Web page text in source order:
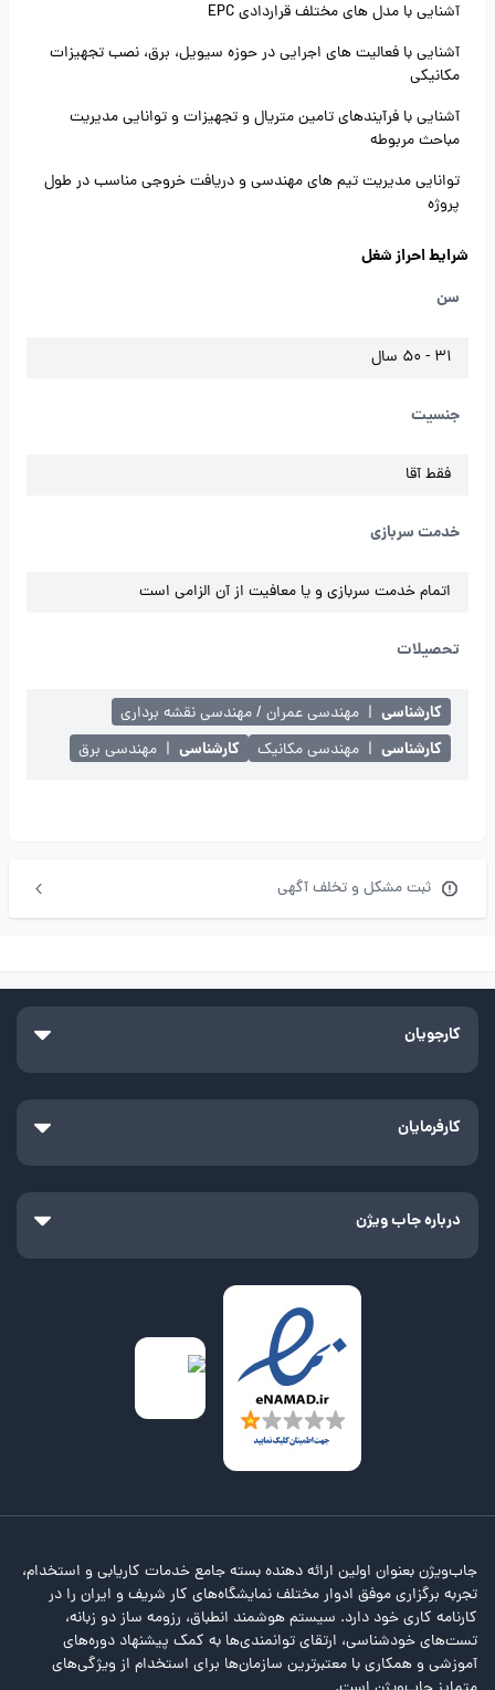
آشنایی با مدل های مختلف قراردادی EPC
آشنایی با فعالیت های اجرایی در حوزه سیویل، برق، نصب تجهیزات
مکانیکی
آشنایی با فرآیندهای تامین متریال و تجهیزات و توانایی مدیریت
مباحث مربوطه
توانایی مدیریت تیم های مهندسی و دریافت خروجی مناسب در طول
پروژه
شرایط احراز شغل
سن
31 - 50 سال
جنسیت
فقط آقا
خدمت سربازی
اتمام خدمت سربازی و یا معافیت از آن الزامی است
تحصیلات
کارشناسی | مهندسی عمران / مهندسی نقشه برداری
کارشناسی | مهندسی مکانیک کارشناسی | مهندسی برق
ثبت مشکل و تخلف آگهی
کارجویان
کارفرمایان
درباره جاب ویژن
جاب‌ویژن بعنوان اولین ارائه دهنده بسته جامع خدمات کاریابی و استخدام،
تجربه برگزاری موفق ادوار مختلف نمایشگاه‌های کار شریف و ایران را در
کارنامه کاری خود دارد. سیستم هوشمند انطباق، رزومه ساز دو زبانه،
تست‌های خودشناسی، ارتقای توانمندی‌ها به کمک پیشنهاد دوره‌های
آموزشی و همکاری با معتبرترین سازمان‌ها برای استخدام از ویژگی‌های